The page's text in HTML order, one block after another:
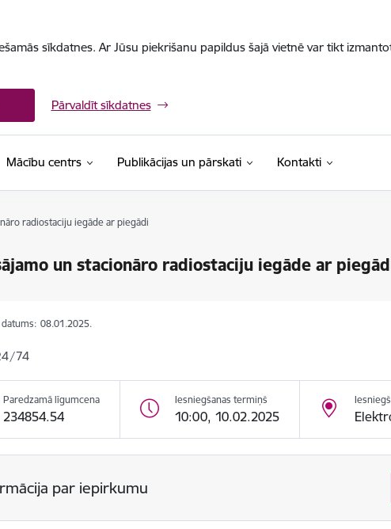
sīkdatnes. Ar Jūsu piekrišanu papildus šajā vietnē var tikt
Pārvaldīt sīkdatnes
Mācību centrs Publikācijas un pārskati Kontakti
radiostaciju iegāde ar piegādi
un stacionāro radiostaciju iegāde ar
08.01.2025.
74
Paredzamā līgumcena
234854.54
Iesniegšanas termiņš
10:00, 10.02.2025
par iepirkumu